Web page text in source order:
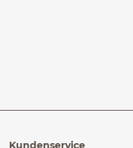
Kundenservice